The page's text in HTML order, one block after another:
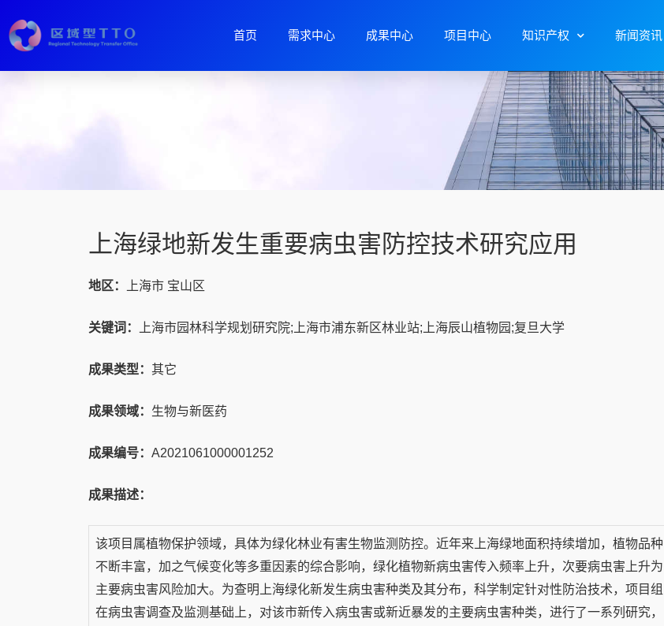
首页 需求中心 成果中心 项目中心 知识产权 新闻资讯
上海绿地新发生重要病虫害防控技术研究应用
地区： 上海市 宝山区
关键词： 上海市园林科学规划研究院;上海市浦东新区林业站;上海辰山植物园;复旦大学
成果类型： 其它
成果领域： 生物与新医药
成果编号： A2021061000001252
成果描述：
该项目属植物保护领域，具体为绿化林业有害生物监测防控。近年来上海绿地面积持续增加，植物品种
不断丰富，加之气候变化等多重因素的综合影响，绿化植物新病虫害传入频率上升，次要病虫害上升为
主要病虫害风险加大。为查明上海绿化新发生病虫害种类及其分布，科学制定针对性防治技术，项目组
在病虫害调查及监测基础上，对该市新传入病虫害或新近暴发的主要病虫害种类，进行了一系列研究，